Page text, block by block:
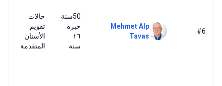
#6
Mehmet Alp
Tavas
50سنة
خبره
١٦
سنة
حالات
تقويم
الأسنان
المتقدمة